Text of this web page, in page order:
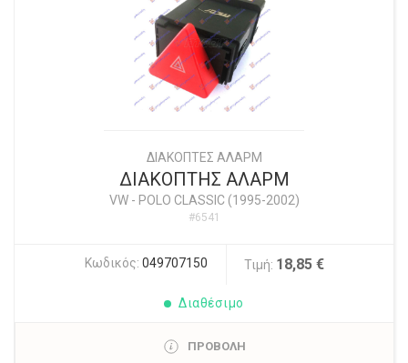
ΔΙΑΚΟΠΤΕΣ ΑΛΑΡΜ
ΔΙΑΚΟΠΤΗΣ ΑΛΑΡΜ
VW- POLO CLASSIC (1995-2002)
#6541
Κωδικός: 049707150 Τιμή: 18,85 €
Διαθέσιμο
ΠΡΟΒΟΛΗ